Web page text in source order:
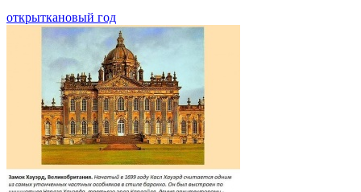
открыткановый год